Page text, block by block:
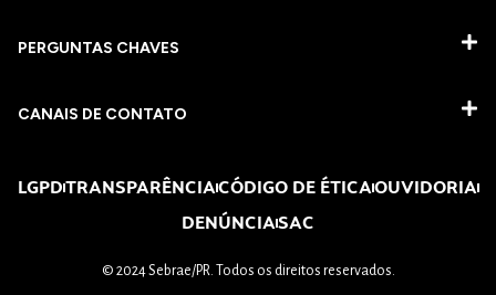
PERGUNTAS CHAVES​
CANAIS DE CONTATO
LGPDTRANSPARÊNCIACÓDIGO DE ÉTICAOUVIDORIA
DENÚNCIASAC
© 2024 Sebrae/PR. Todos os direitos reservados.